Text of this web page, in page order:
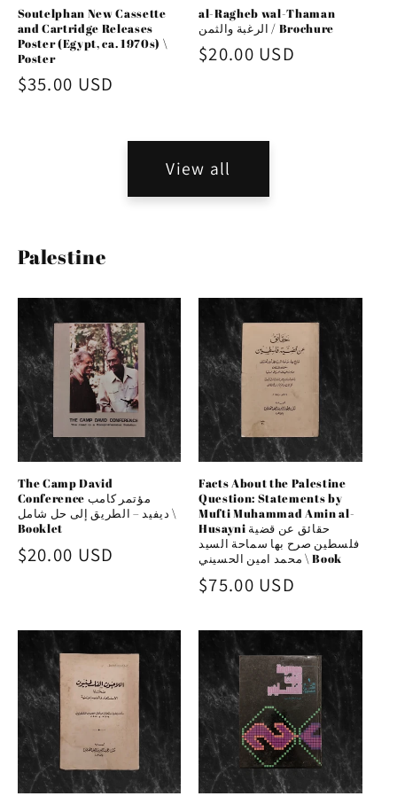
Soutelphan New Cassette
and Cartridge Releases
Poster (Egypt, ca. 1970s) \
Poster
Regular
$35.00 USD
al-Ragheb wal-Thaman
الرغبة والثمن / Brochure
Regular
$20.00 USD
View all
Palestine
The Camp David
Conference مؤتمر كامب
ديفيد – الطريق إلى حل شامل \
Booklet
Regular
$20.00 USD
Facts About the Palestine
Question: Statements by
Mufti Muhammad Amin al-
Husayni حقائق عن قضية
فلسطين صرح بها سماحة السيد
محمد امين الحسيني \ Book
Regular
$75.00 USD